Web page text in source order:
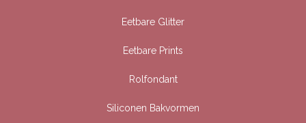
Eetbare Glitter
Eetbare Prints
Rolfondant
Siliconen Bakvormen